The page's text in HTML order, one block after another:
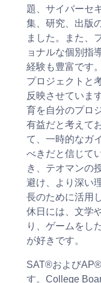
題、サイバーセ
集、研究、出版
ました。また、
ョナルな個別指
経験も豊富です
プロジェクトと
反映させていま
育を自分のプロ
有益だと考えて
て、一時的なガ
べきだと信じて
き、テオマンの
避け、より深い
長のために活用
休日には、文学
り、ゲームをし
が好きです。
SAT®および
す。College